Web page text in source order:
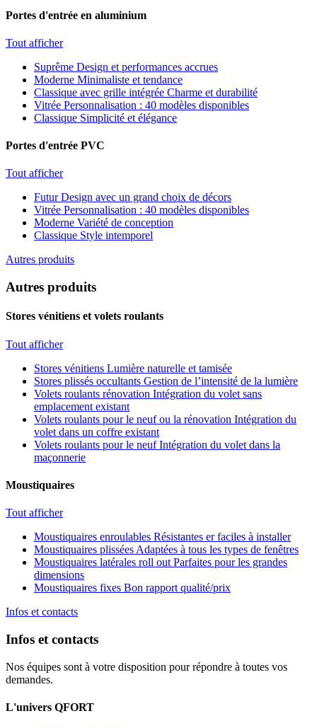
Portes d'entrée en aluminium
Tout afficher
Suprême Design et performances accrues
Moderne Minimaliste et tendance
Classique avec grille intégrée Charme et durabilité
Vitrée Personnalisation : 40 modèles disponibles
Classique Simplicité et élégance
Portes d'entrée PVC
Tout afficher
Futur Design avec un grand choix de décors
Vitrée Personnalisation : 40 modèles disponibles
Moderne Variété de conception
Classique Style intemporel
Autres produits
Autres produits
Stores vénitiens et volets roulants
Tout afficher
Stores vénitiens Lumière naturelle et tamisée
Stores plissés occultants Gestion de l’intensité de la lumière
Volets roulants rénovation Intégration du volet sans
emplacement existant
Volets roulants pour le neuf ou la rénovation Intégration du
volet dans un coffre existant
Volets roulants pour le neuf Intégration du volet dans la
maçonnerie
Moustiquaires
Tout afficher
Moustiquaires enroulables Résistantes er faciles à installer
Moustiquaires plissées Adaptées à tous les types de fenêtres
Moustiquaires latérales roll out Parfaites pour les grandes
dimensions
Moustiquaires fixes Bon rapport qualité/prix
Infos et contacts
Infos et contacts
Nos équipes sont à votre disposition pour répondre à toutes vos
demandes.
L'univers QFORT